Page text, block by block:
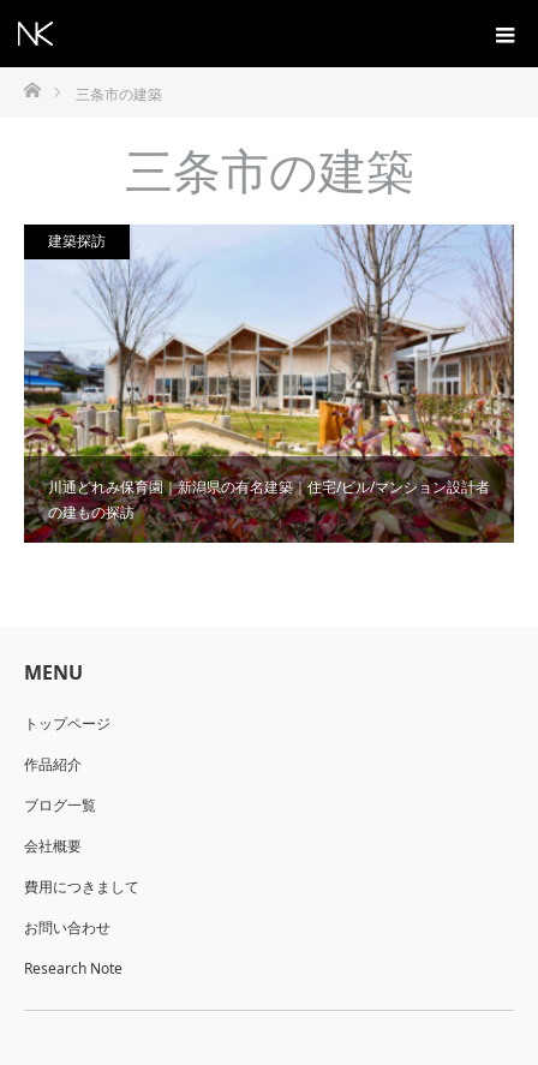
ホーム三条市の建築
三条市の建築
川通どれみ保育園｜新潟県の有名建築｜住宅/ビル/マンション設計者
の建もの探訪
建築探訪
MENU
トップページ
作品紹介
ブログ一覧
会社概要
費用につきまして
お問い合わせ
Research Note